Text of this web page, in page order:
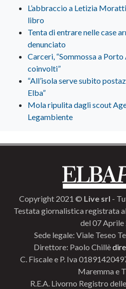
L’abbraccio a Letizia
libro
Tenta di entrare nelle case
denunciato
Carceri, “Sommossa a
coinvolti”
“All’isola serve subito
Elba”
Mola ripulita dagli scout
Legambiente
Copyright 2021 © Live srl -
Testata giornalistica registrata
del 07 Aprile
Sede legale: Viale Teseo
Direttore: Paolo Chillè
C. Fiscale e P. Iva
Maremma e
R.E.A. Livorno Registro